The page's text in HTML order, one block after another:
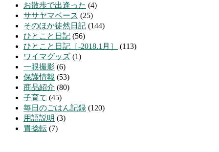
お散歩で出逢った (4)
ササヤマベース (25)
そのほか徒然日記 (144)
ひとこと日記 (56)
ひとこと日記［-2018.1月］
(113)
ワイマグッズ (1)
一眼撮影 (6)
保護情報 (53)
商品紹介 (80)
子育て (45)
毎日のごはん記録 (120)
用語説明 (3)
胃捻転 (7)